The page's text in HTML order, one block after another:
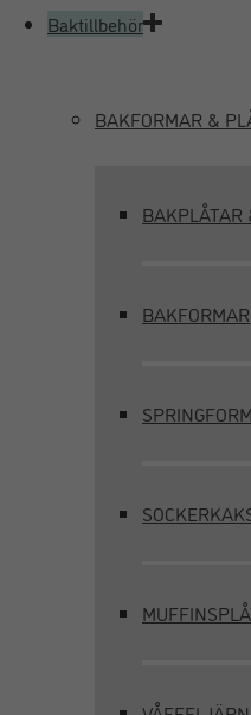
Baktillbehör
BAKFORMAR &
BAKPLÅTAR
BAKFORMAR